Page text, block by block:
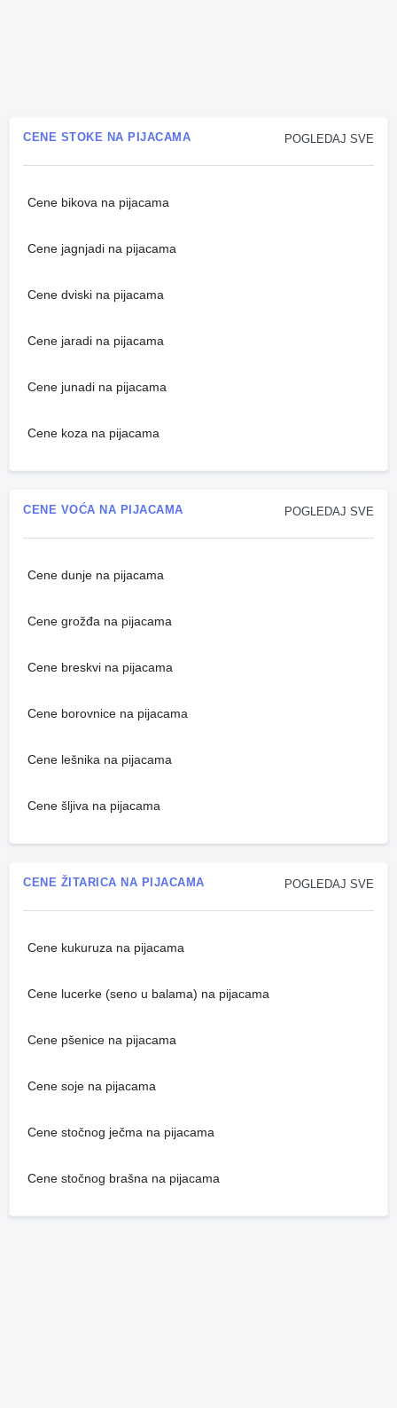
POGLEDAJ SVE
CENE STOKE NA PIJACAMA
Cene bikova na pijacama
Cene jagnjadi na pijacama
Cene dviski na pijacama
Cene jaradi na pijacama
Cene junadi na pijacama
Cene koza na pijacama
POGLEDAJ SVE
CENE VOĆA NA PIJACAMA
Cene dunje na pijacama
Cene grožđa na pijacama
Cene breskvi na pijacama
Cene borovnice na pijacama
Cene lešnika na pijacama
Cene šljiva na pijacama
POGLEDAJ SVE
CENE ŽITARICA NA PIJACAMA
Cene kukuruza na pijacama
Cene lucerke (seno u balama) na pijacama
Cene pšenice na pijacama
Cene soje na pijacama
Cene stočnog ječma na pijacama
Cene stočnog brašna na pijacama